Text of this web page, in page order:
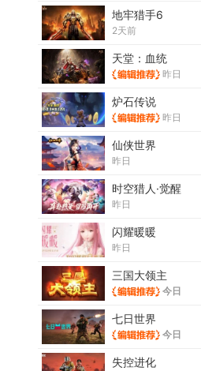
地牢猎手6
2天前
天堂：血统
昨日
炉石传说
昨日
仙侠世界
昨日
时空猎人·觉醒
昨日
闪耀暖暖
昨日
三国大领主
今日
七日世界
今日
失控进化